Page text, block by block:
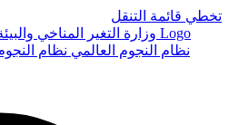
تخطي قائمة التنقل
Logo
نظام النجوم العالمي